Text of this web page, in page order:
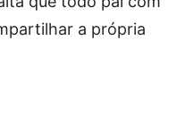
a própria